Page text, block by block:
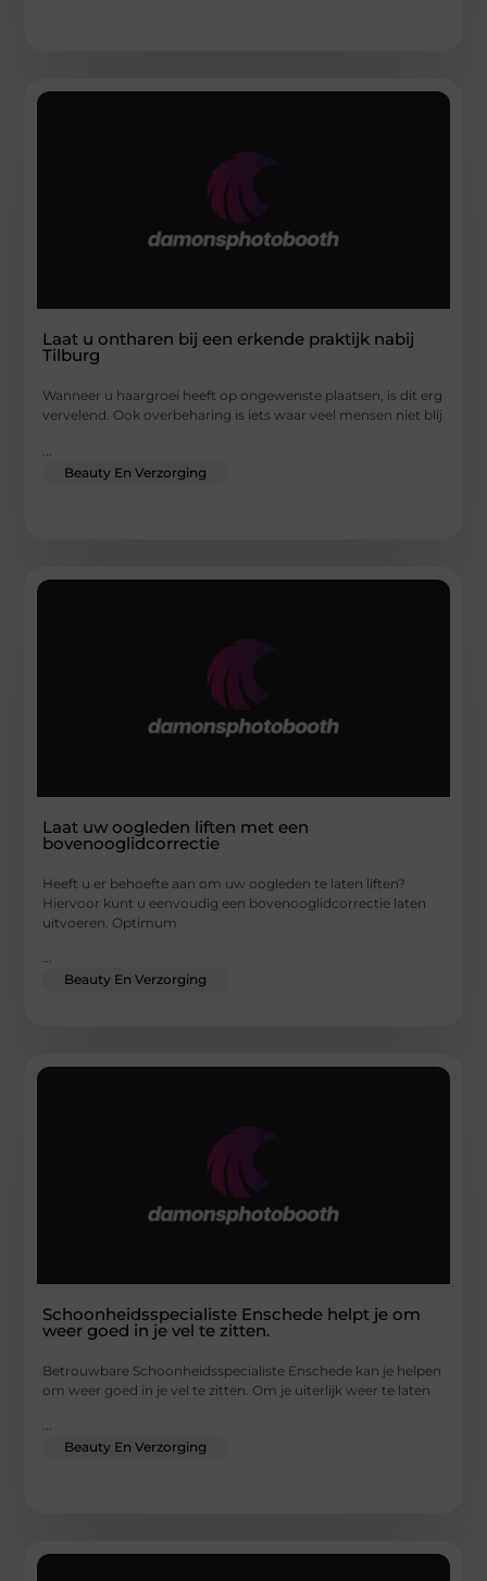
Laat u ontharen bij een erkende praktijk nabij
Tilburg
Wanneer u haargroei heeft op ongewenste plaatsen, is dit erg
vervelend. Ook overbeharing is iets waar veel mensen niet blij
Beauty En Verzorging
Laat uw oogleden liften met een
bovenooglidcorrectie
Heeft u er behoefte aan om uw oogleden te laten liften?
Hiervoor kunt u eenvoudig een bovenooglidcorrectie laten
uitvoeren. Optimum
...
Beauty En Verzorging
Schoonheidsspecialiste Enschede helpt je om
weer goed in je vel te zitten.
Betrouwbare Schoonheidsspecialiste Enschede kan je helpen
om weer goed in je vel te zitten. Om je uiterlijk weer te laten
...
Beauty En Verzorging